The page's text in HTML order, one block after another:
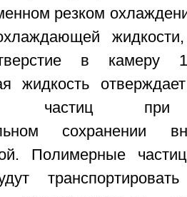
резком
в
жидкость
частиц при
сохранении
Полимерные